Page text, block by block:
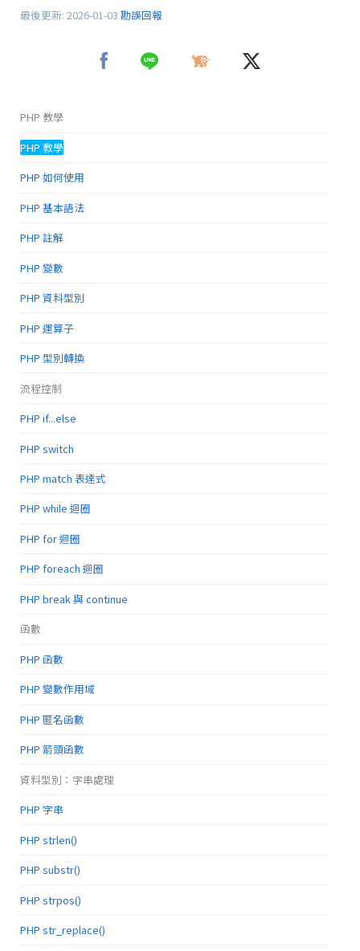
最後更新: 2026-01-03 勘誤回報
PHP 教學
PHP 教學
PHP 如何使用
PHP 基本語法
PHP 註解
PHP 變數
PHP 資料型別
PHP 運算子
PHP 型別轉換
流程控制
PHP if...else
PHP switch
PHP match 表達式
PHP while 迴圈
PHP for 迴圈
PHP foreach 迴圈
PHP break 與 continue
函數
PHP 函數
PHP 變數作用域
PHP 匿名函數
PHP 箭頭函數
資料型別：字串處理
PHP 字串
PHP strlen()
PHP substr()
PHP strpos()
PHP str_replace()